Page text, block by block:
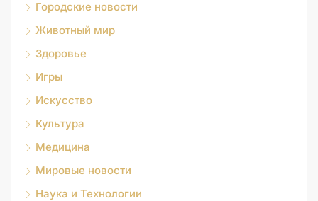
Городские новости
Животный мир
Здоровье
Игры
Искусство
Культура
Медицина
Мировые новости
Наука и Технологии